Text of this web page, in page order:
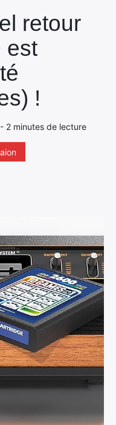
retour
est
!
2 minutes de lecture